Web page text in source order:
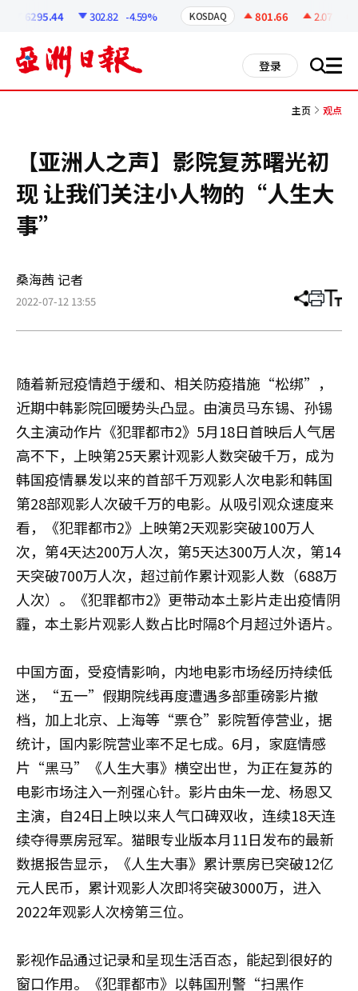
6295.44 302.82 -4.59% KOSDAQ 801.66 2.07
登录 搜 all
主页 观点
【亚洲人之声】影院复苏曙光初
现 让我们关注小人物的“人生大
事”
桑海茜 记者
2022-07-12 13:55 分
章
打 调
小
随着新冠疫情趋于缓和、相关防疫措施“松绑”，
近期中韩影院回暖势头凸显。由演员马东锡、孙锡
久主演动作片《犯罪都市2》5月18日首映后人气居
高不下，上映第25天累计观影人数突破千万，成为
韩国疫情暴发以来的首部千万观影人次电影和韩国
第28部观影人次破千万的电影。从吸引观众速度来
看，《犯罪都市2》上映第2天观影突破100万人
次，第4天达200万人次，第5天达300万人次，第14
天突破700万人次，超过前作累计观影人数（688万
人次）。《犯罪都市2》更带动本土影片走出疫情阴
霾，本土影片观影人数占比时隔8个月超过外语片。
中国方面，受疫情影响，内地电影市场经历持续低
迷，“五一”假期院线再度遭遇多部重磅影片撤
档，加上北京、上海等“票仓”影院暂停营业，据
统计，国内影院营业率不足七成。6月，家庭情感
片“黑马”《人生大事》横空出世，为正在复苏的
电影市场注入一剂强心针。影片由朱一龙、杨恩又
主演，自24日上映以来人气口碑双收，连续18天连
续夺得票房冠军。猫眼专业版本月11日发布的最新
数据报告显示，《人生大事》累计票房已突破12亿
元人民币，累计观影人次即将突破3000万，进入
2022年观影人次榜第三位。
影视作品通过记录和呈现生活百态，能起到很好的
窗口作用。《犯罪都市》以韩国刑警“扫黑作